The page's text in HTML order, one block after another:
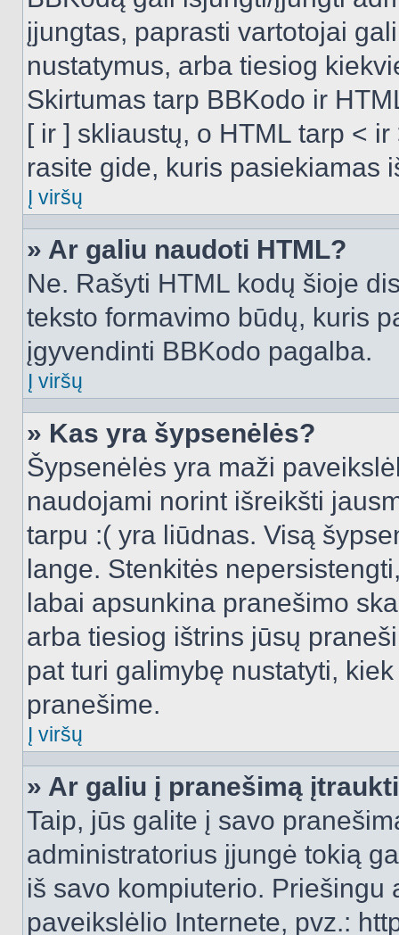
įjungtas, paprasti vartotojai
nustatymus, arba tiesiog
Skirtumas tarp BBKodo ir
[ ir ] skliaustų, o HTML tarp <
rasite gide, kuris pasiekiamas
Į viršų
» Ar galiu naudoti HTML?
Ne. Rašyti HTML kodų šioje
teksto formavimo būdų, kuris
įgyvendinti BBKodo pagalba.
Į viršų
» Kas yra šypsenėlės?
Šypsenėlės yra maži
naudojami norint išreikšti
tarpu :( yra liūdnas. Visą
lange. Stenkitės
labai apsunkina pranešimo
arba tiesiog ištrins jūsų
pat turi galimybę nustatyti,
pranešime.
Į viršų
» Ar galiu į pranešimą
Taip, jūs galite į savo
administratorius įjungė tokią
iš savo kompiuterio.
paveikslėlio Internete, pvz.: